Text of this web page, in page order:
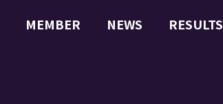
MEMBER NEWS RESULTS